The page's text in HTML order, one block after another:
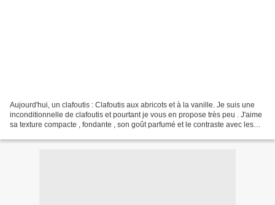
Aujourd'hui, un clafoutis : Clafoutis aux abricots et à la vanille. Je suis une
inconditionnelle de clafoutis et pourtant je vous en propose très peu . J'aime
sa texture compacte , fondante , son goût parfumé et le contraste avec les